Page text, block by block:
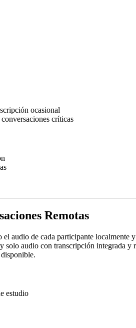
ocasional
críticas
Remotas
audio de cada participante
audio con transcripción integrada
estudio